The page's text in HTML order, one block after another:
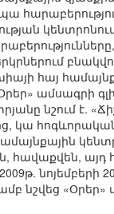
հայ
ամսագրի
նշում է.
կա
հավաքվեն, այդ
2009թ. նոյեմբերի
նշվեց «Օրեր»